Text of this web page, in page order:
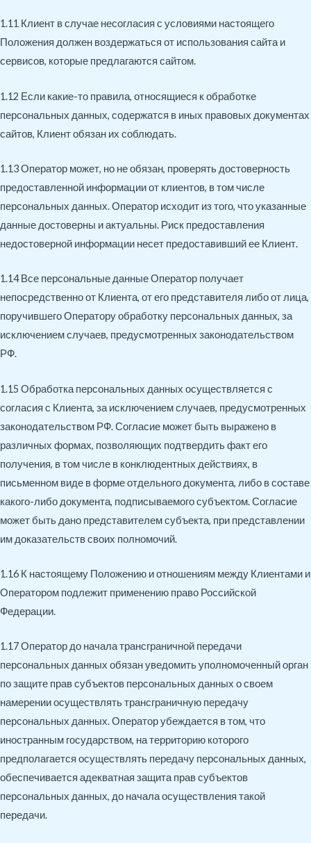
1.11 Клиент в случае несогласия с условиями настоящего
Положения должен воздержаться от использования сайта и
сервисов, которые предлагаются сайтом.
1.12 Если какие-то правила, относящиеся к обработке
персональных данных, содержатся в иных правовых документах
сайтов, Клиент обязан их соблюдать.
1.13 Оператор может, но не обязан, проверять достоверность
предоставленной информации от клиентов, в том числе
персональных данных. Оператор исходит из того, что указанные
данные достоверны и актуальны. Риск предоставления
недостоверной информации несет предоставивший ее Клиент.
1.14 Все персональные данные Оператор получает
непосредственно от Клиента, от его представителя либо от лица,
поручившего Оператору обработку персональных данных, за
исключением случаев, предусмотренных законодательством
РФ.
1.15 Обработка персональных данных осуществляется с
согласия с Клиента, за исключением случаев, предусмотренных
законодательством РФ. Согласие может быть выражено в
различных формах, позволяющих подтвердить факт его
получения, в том числе в конклюдентных действиях, в
письменном виде в форме отдельного документа, либо в составе
какого-либо документа, подписываемого субъектом. Согласие
может быть дано представителем субъекта, при представлении
им доказательств своих полномочий.
1.16 К настоящему Положению и отношениям между Клиентами и
Оператором подлежит применению право Российской
Федерации.
1.17 Оператор до начала трансграничной передачи
персональных данных обязан уведомить уполномоченный орган
по защите прав субъектов персональных данных о своем
намерении осуществлять трансграничную передачу
персональных данных. Оператор убеждается в том, что
иностранным государством, на территорию которого
предполагается осуществлять передачу персональных данных,
обеспечивается адекватная защита прав субъектов
персональных данных, до начала осуществления такой
передачи.